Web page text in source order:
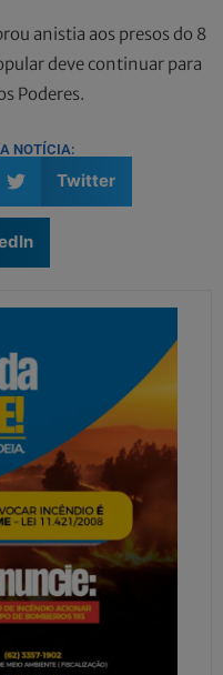
anistia aos presos do 8
deve continuar para
Poderes.
NOTÍCIA:
Twitter